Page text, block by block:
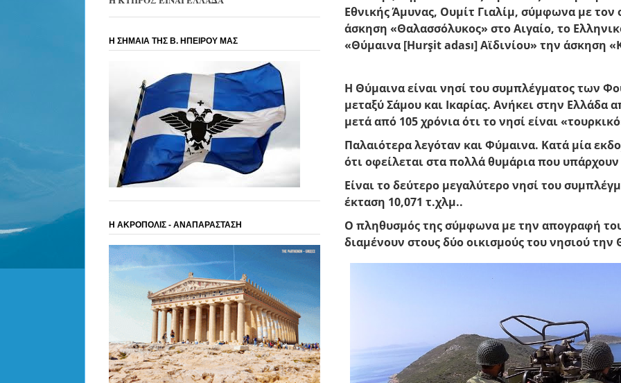
Εθνικής Άμυνας, Ουμίτ Γιαλίμ, σύμφωνα με τον
άσκηση «Θαλασσόλυκος» στο Αιγαίο, το
«Θύμαινα [Hurşit adası] Αϊδινίου» την άσκηση «
Η Θύμαινα είναι νησί του συμπλέγματος των
μεταξύ Σάμου και Ικαρίας. Ανήκει στην Ελλάδα
μετά από 105 χρόνια ότι το νησί είναι
Παλαιότερα λεγόταν και Φύμαινα. Κατά μία
ότι οφείλεται στα πολλά θυμάρια που
Είναι το δεύτερο μεγαλύτερο νησί του
έκταση 10,071 τ.χλμ..
Ο πληθυσμός της σύμφωνα με την απογραφή του
διαμένουν στους δύο οικισμούς του νησιού
Η ΣΗΜΑΙΑ ΤΗΣ Β. ΗΠΕΙΡΟΥ ΜΑΣ
Η ΑΚΡΟΠΟΛΙΣ - ΑΝΑΠΑΡΑΣΤΑΣΗ